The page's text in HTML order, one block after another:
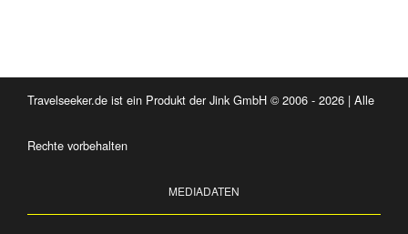
Travelseeker.de ist ein Produkt der Jink GmbH © 2006 - 2026 | Alle
Rechte vorbehalten
MEDIADATEN